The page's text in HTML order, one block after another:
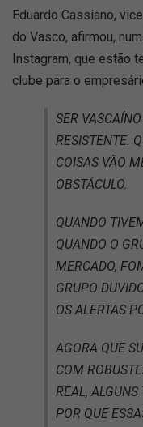
Eduardo Cassiano,
do Vasco, afirmou,
Instagram, que estão
clube para o
SER
RESISTENTE.
COISAS VÃO
OBSTÁCULO.
QUANDO
QUANDO O
MERCADO,
GRUPO
OS ALERTAS
AGORA QUE
COM
REAL,
POR QUE